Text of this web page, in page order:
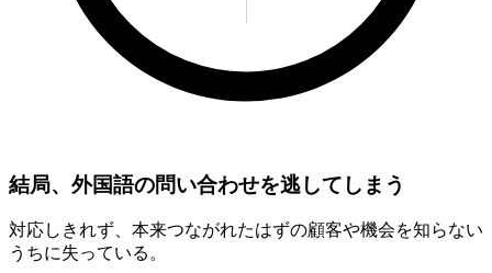
結局、外国語の問い合わせを逃してしまう
対応しきれず、本来つながれたはずの顧客や機会を知らない
うちに失っている。